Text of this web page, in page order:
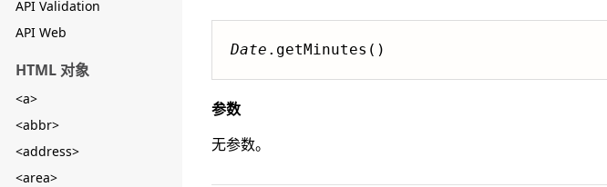
API Validation
API Web
HTML 对象
<a>
<abbr>
<address>
<area>
Date .getMinutes()
参数
无参数。